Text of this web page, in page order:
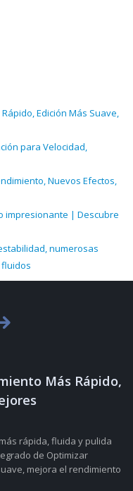
Edición Más Suave,
para Velocidad,
Nuevos Efectos,
impresionante | Descubre
numerosas
Más Rápido,
rápida, fluida y pulida
de Optimizar
mejora el rendimiento